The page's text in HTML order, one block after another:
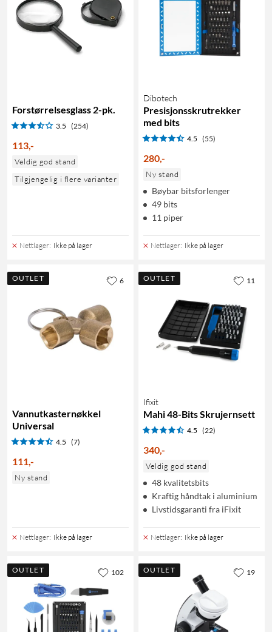
Forstørrelsesglass 2-pk.
3.5 (254)
113,-
Veldig god stand
Tilgjengelig i flere varianter
Nettlager: Ikke på lager
Dibotech
Presisjonsskrutrekker
med bits
4.5 (55)
280,-
Ny stand
Bøybar bitsforlenger
49 bits
11 piper
Nettlager: Ikke på lager
OUTLET
Vannutkasternøkkel
Universal
4.5 (7)
111,-
Ny stand
Nettlager: Ikke på lager
6 OUTLET
Ifixit
Mahi 48-Bits Skrujernsett
4.5 (22)
340,-
Veldig god stand
48 kvalitetsbits
Kraftig håndtak i aluminium
Livstidsgaranti fra iFixit
Nettlager: Ikke på lager
11
OUTLET 102 OUTLET 19